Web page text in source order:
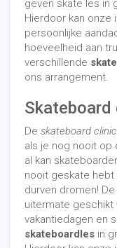
geven skate les in
Hierdoor kan
persoonlijke
hoeveelheid aan
verschillende
ons arrangement.
Skateboard
De skateboard clinic
als je nog nooit op
al kan
nooit geskate hebt
durven dromen!
uitermate geschikt
vakantiedagen en
skateboardles in